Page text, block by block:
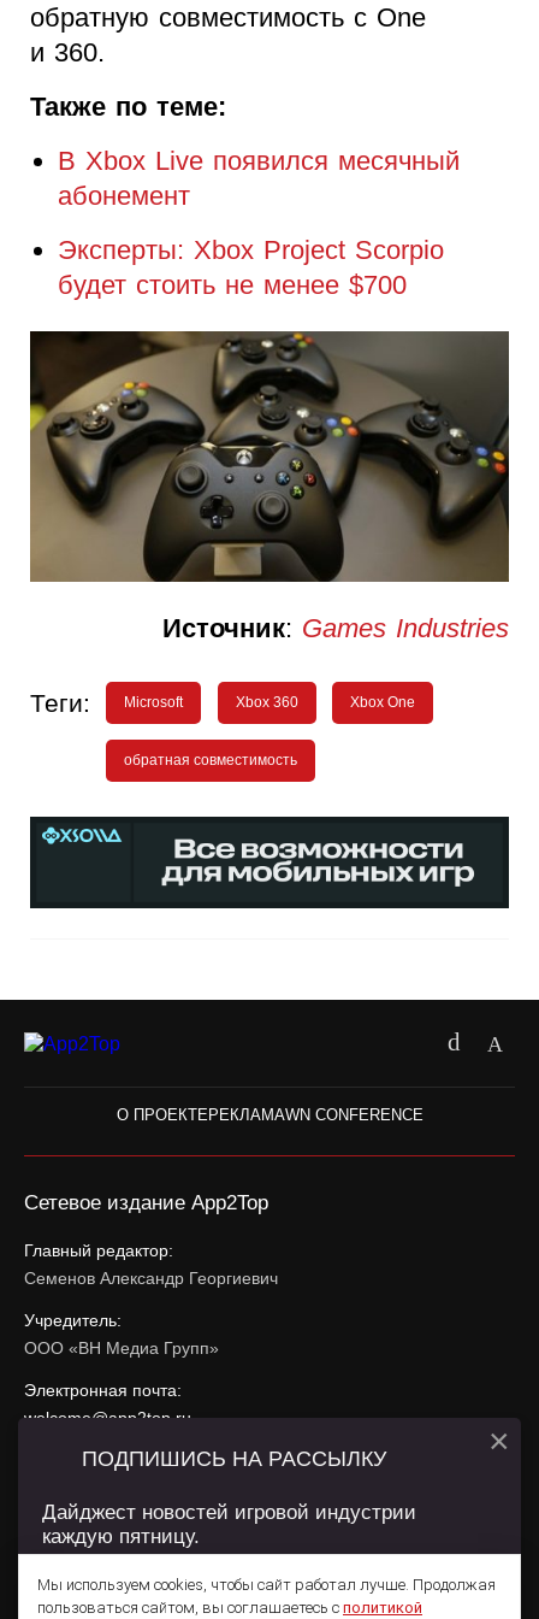
обратную совместимость с One
и 360.
Также по теме:
В Xbox Live появился месячный
абонемент
Эксперты: Xbox Project Scorpio
будет стоить не менее $700
Источник: Games Industries
Теги: Microsoft Xbox 360 Xbox One
обратная совместимость
О ПРОЕКТЕ РЕКЛАМАWN CONFERENCE
Сетевое издание App2Top
Главный редактор:
Семенов Александр Георгиевич
Учредитель:
ООО «ВН Медиа Групп»
Электронная почта:
welcome@app2top.ru
При использовании материалов активная ссылка на
Сайт использует IP адреса, cookie, данные геолокации
использования содержатся вПолитике конфиденциальностии
Мы используем cookies, чтобы сайт работал лучше. Продолжая
пользоваться сайтом, вы соглашаетесь с политикой
ПОДПИШИСЬ НА РАССЫЛКУ
Дайджест новостей игровой индустрии
каждую пятницу.
×